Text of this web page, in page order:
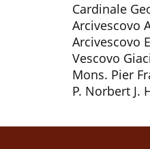
Cardinale
Arcivescovo
Arcivescovo
Vescovo
Mons. Pier
P. Norbert J.